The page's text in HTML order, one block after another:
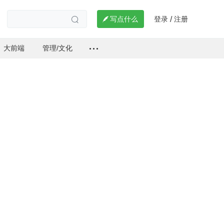
  写点什么 登录 / 注册
大前端 管理/文化